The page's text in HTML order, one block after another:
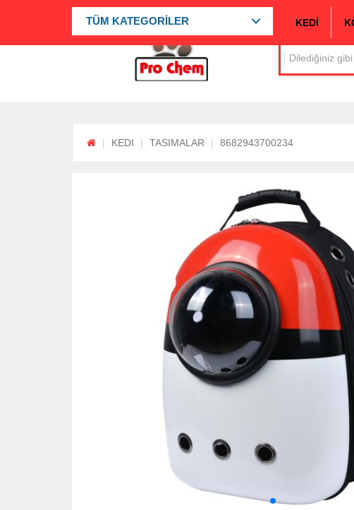
TÜM KATEGORİLER KEDİ
KEDI TASIMALAR 8682943700234